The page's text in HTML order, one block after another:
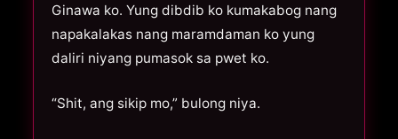
Ginawa ko. Yung dibdib ko kumakabog nang
napakalakas nang maramdaman ko yung
daliri niyang pumasok sa pwet ko.
“Shit, ang sikip mo,” bulong niya.